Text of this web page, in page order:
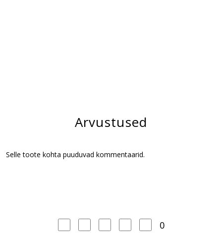
Arvustused
Selle toote kohta puuduvad kommentaarid.
0